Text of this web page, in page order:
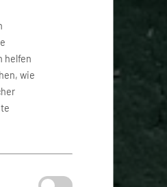
helfen
wie